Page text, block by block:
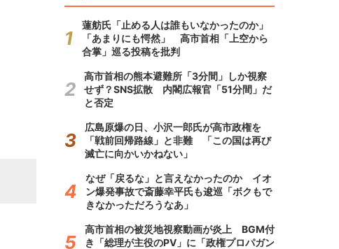
蓮舫氏「止める人は誰もいなかったのか」
「あまりにも愕然」 高市首相「上空から
合掌」巡る投稿を批判
高市首相の熊本避難所「3分間」しか視察
せず？SNS拡散 内閣広報官「51分間」だ
と否定
広島原爆の日、小沢一郎氏が高市政権を
「戦前回帰路線」と非難 「この国は再び
滅亡に向かいかねない」
なぜ「戻るな」と言えなかったのか イオ
ン爆発事故で斎藤幸平氏も逡巡「ボクもで
きなかっただろうなあ」
高市首相の被災地視察動画が炎上 BGM付
き「総理が主役のPV」に「政権プロパガン